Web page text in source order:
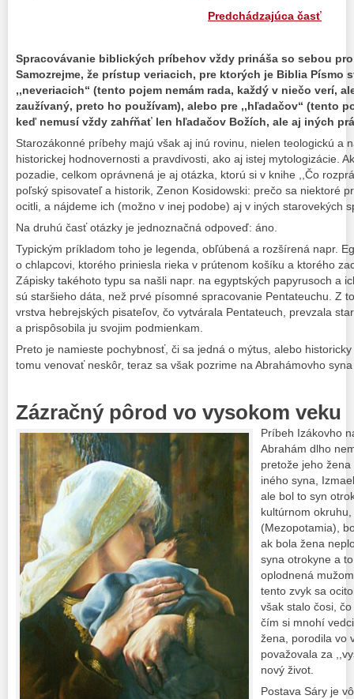
Predchádzajúca časť
Spracovávanie biblických príbehov vždy prináša so sebou
Samozrejme, že prístup veriacich, pre ktorých je Biblia Písmo
,,neveriacich“ (tento pojem nemám rada, každý v niečo verí,
zaužívaný, preto ho používam), alebo pre ,,hľadačov“ (tento
keď nemusí vždy zahŕňať len hľadačov Božích, ale aj iných
Starozákonné príbehy majú však aj inú rovinu, nielen teologickú a
historickej hodnovernosti a pravdivosti, ako aj istej mytologizácie.
pozadie, celkom oprávnená je aj otázka, ktorú si v knihe ,,Čo
poľský spisovateľ a historik, Zenon Kosidowski: prečo sa niektoré
ocitli, a nájdeme ich (možno v inej podobe) aj v iných starovekých
Na druhú časť otázky je jednoznačná odpoveď: áno.
Typickým príkladom toho je legenda, obľúbená a rozšírená napr.
o chlapcovi, ktorého priniesla rieka v prútenom košíku a ktorého
Zápisky takéhoto typu sa našli napr. na egyptských papyrusoch a
sú staršieho dáta, než prvé písomné spracovanie Pentateuchu. Z
vrstva hebrejských pisateľov, čo vytvárala Pentateuch, prevzala
a prispôsobila ju svojim podmienkam.
Preto je namieste pochybnosť, či sa jedná o mýtus, alebo
tomu venovať neskôr, teraz sa však pozrime na Abrahámovho
Zázračný pôrod vo vysokom veku
Príbeh Izákovho
Abrahám dlho
pretože jeho
iného syna,
ale bol to syn
kultúrnom
(Mezopotamia),
ak bola žena
syna otrokyne a
oplodnená
tento zvyk sa
však stalo čosi,
čím si mnohí
žena, porodila vo
považovala za
nový život.
Postava Sáry je